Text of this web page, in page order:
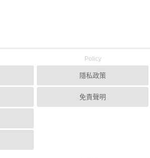
Policy
隱私政策
免責聲明